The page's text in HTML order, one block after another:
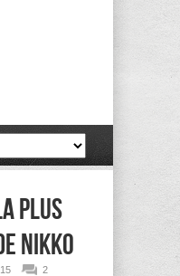
plus
Nikko
2